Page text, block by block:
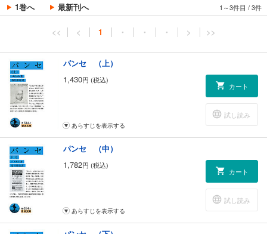
1巻へ 最新刊へ 1～3件目 /3件
<< < 1 ・ ・ ・ > >>
パンセ （上）
1,430円 (税込)
カート
試し読み
あらすじを表示する
パンセ （中）
1,782円 (税込)
カート
試し読み
あらすじを表示する